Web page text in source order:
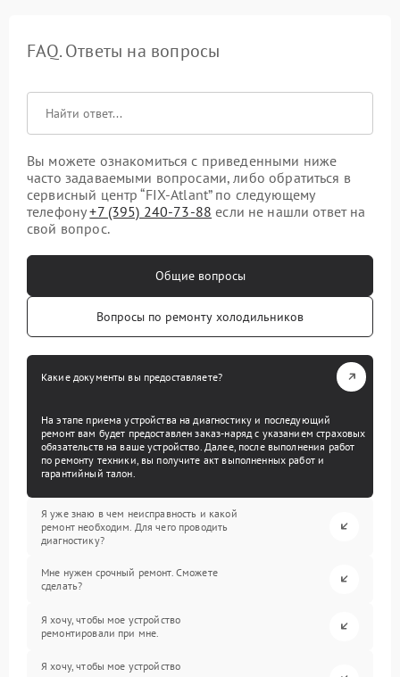
FAQ. Ответы на вопросы
Вы можете ознакомиться с приведенными ниже
часто задаваемыми вопросами, либо обратиться в
сервисный центр “FIX-Atlant” по следующему
телефону+7 (395) 240-73-88 если не нашли ответ на
свой вопрос.
Общие вопросы
Вопросы по ремонту холодильников
Какие документы вы предоставляете?
На этапе приема устройства на диагностику и последующий
ремонт вам будет предоставлен заказ-наряд с указанием страховых
обязательств на ваше устройство. Далее, после выполнения работ
по ремонту техники, вы получите акт выполненных работ и
гарантийный талон.
Я уже знаю в чем неисправность и какой
ремонт необходим. Для чего проводить
диагностику?
Мне нужен срочный ремонт. Сможете
сделать?
Я хочу, чтобы мое устройство
ремонтировали при мне.
Я хочу, чтобы мое устройство